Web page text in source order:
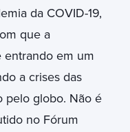
da COVID-19,
que a
entrando em um
a crises das
pelo globo. Não é
no Fórum